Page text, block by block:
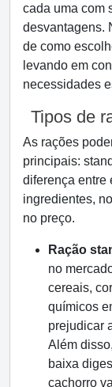
cada uma com
desvantagens.
de como
levando em
necessidades
Tipos de
As rações
principais:
diferença entre
ingredientes,
no preço.
Ração
no
cereais,
químicos
prejudicar
Além
baixa
cachorro